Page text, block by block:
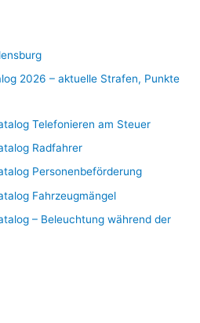
2026 – aktuelle Strafen, Punkte
Telefonieren am Steuer
Radfahrer
Personenbeförderung
Fahrzeugmängel
– Beleuchtung während der